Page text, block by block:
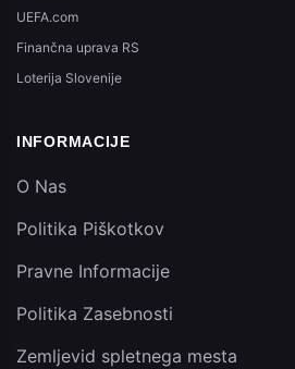
UEFA.com
Finančna uprava RS
Loterija Slovenije
INFORMACIJE
O Nas
Politika Piškotkov
Pravne Informacije
Politika Zasebnosti
Zemljevid spletnega mesta